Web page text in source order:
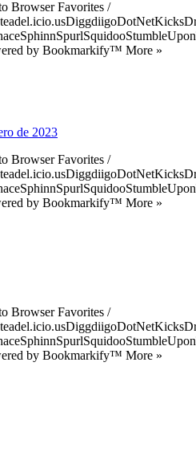
Browser Favorites /
by Bookmarkify™ More »
de 2023
Browser Favorites /
by Bookmarkify™ More »
Browser Favorites /
by Bookmarkify™ More »